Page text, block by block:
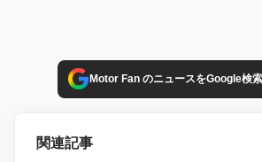
Motor Fan のニュースをGoogle検
関連記事